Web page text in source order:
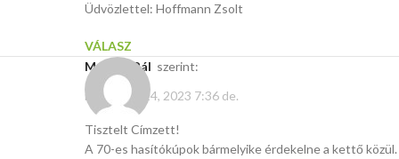
Üdvözlettel: Hoffmann Zsolt
VÁLASZ
Márton Pál szerint:
november 14, 2023 7:36 de.
Tisztelt Címzett!
A 70-es hasítókúpok bármelyike érdekelne a kettő közül.